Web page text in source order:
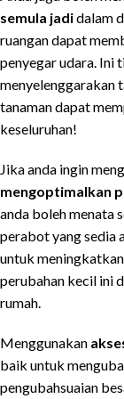
semula jadidalam
ruangan dapat
penyegar udara. Ini
menyelenggarakan
tanaman dapat
keseluruhan!
Jika anda ingin
mengoptimalkan
anda boleh menata
perabot yang sedia
untuk
perubahan kecil ini
rumah.
Menggunakan
baik untuk
pengubahsuaian